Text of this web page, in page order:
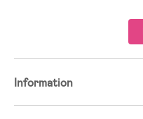
- Travelsystem- perfekt för
- Nytt för denna modell:
huvuddel Mesh-struktur på
axelvadderingarna.
Kontrollera med ditt flygbolag
Information